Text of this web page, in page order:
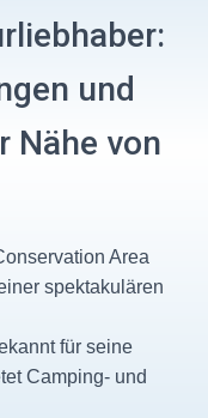
und
Nähe von
Area
spektakulären
für seine
Camping- und